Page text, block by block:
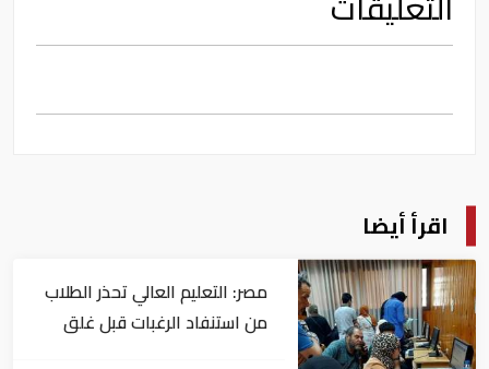
اقرأ أيضا
مصر: التعليم العالي تحذر الطلاب
من استنفاد الرغبات قبل غلق